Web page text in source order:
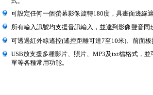
可設定任何一個螢幕影像旋轉180度，具畫面邊緣遮
所有輸入訊號均支援音訊輸入，並達到影像聲音同
可透過紅外線遙控(遙控距離可達7至10米)、前面
USB放支援多種影片、照片、MP3及txt檔格式，
單等各種常用功能。